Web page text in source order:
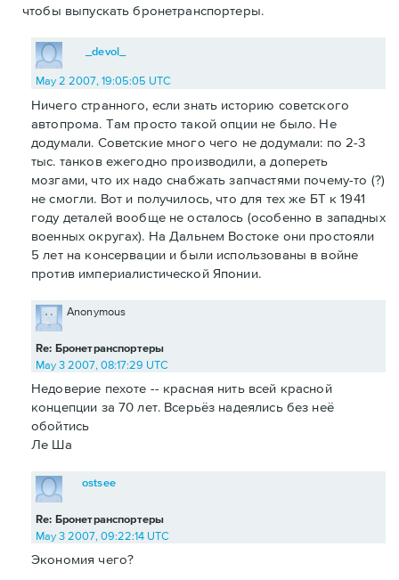
чтобы выпускать бронетранспортеры.
_devol_
May 2 2007, 19:05:05 UTC
Ничего странного, если знать историю советского
автопрома. Там просто такой опции не было. Не
додумали. Советские много чего не додумали: по 2-3
тыс. танков ежегодно производили, а допереть
мозгами, что их надо снабжать запчастями почему-то (?)
не смогли. Вот и получилось, что для тех же БТ к 1941
году деталей вообще не осталось (особенно в западных
военных округах). На Дальнем Востоке они простояли
5 лет на консервации и были использованы в войне
против империалистической Японии.
Re: Бронетранспортеры
Anonymous
May 3 2007, 08:17:29 UTC
Недоверие пехоте -- красная нить всей красной
концепции за 70 лет. Всерьёз надеялись без неё
обойтись
Ле Ша
Re: Бронетранспортеры
ostsee
May 3 2007, 09:22:14 UTC
Экономия чего?